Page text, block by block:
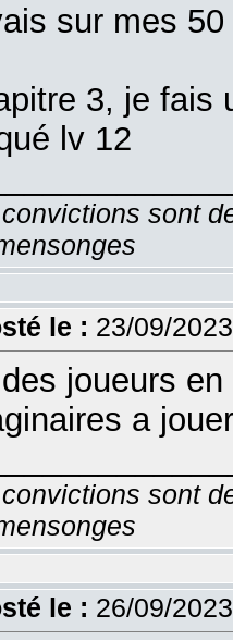
sur mes 50
3, je fais
lv 12
sont
le : 23/09/
joueurs
a
sont
le : 26/09/